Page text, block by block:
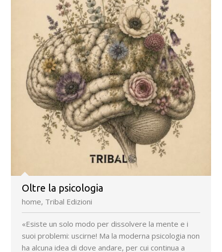
Oltre la psicologia
home, Tribal Edizioni
«Esiste un solo modo per dissolvere la mente e i
suoi problemi: uscirne! Ma la moderna psicologia non
ha alcuna idea di dove andare, per cui continua a